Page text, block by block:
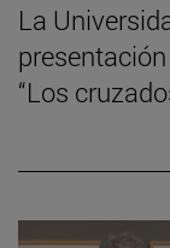
La
“Los